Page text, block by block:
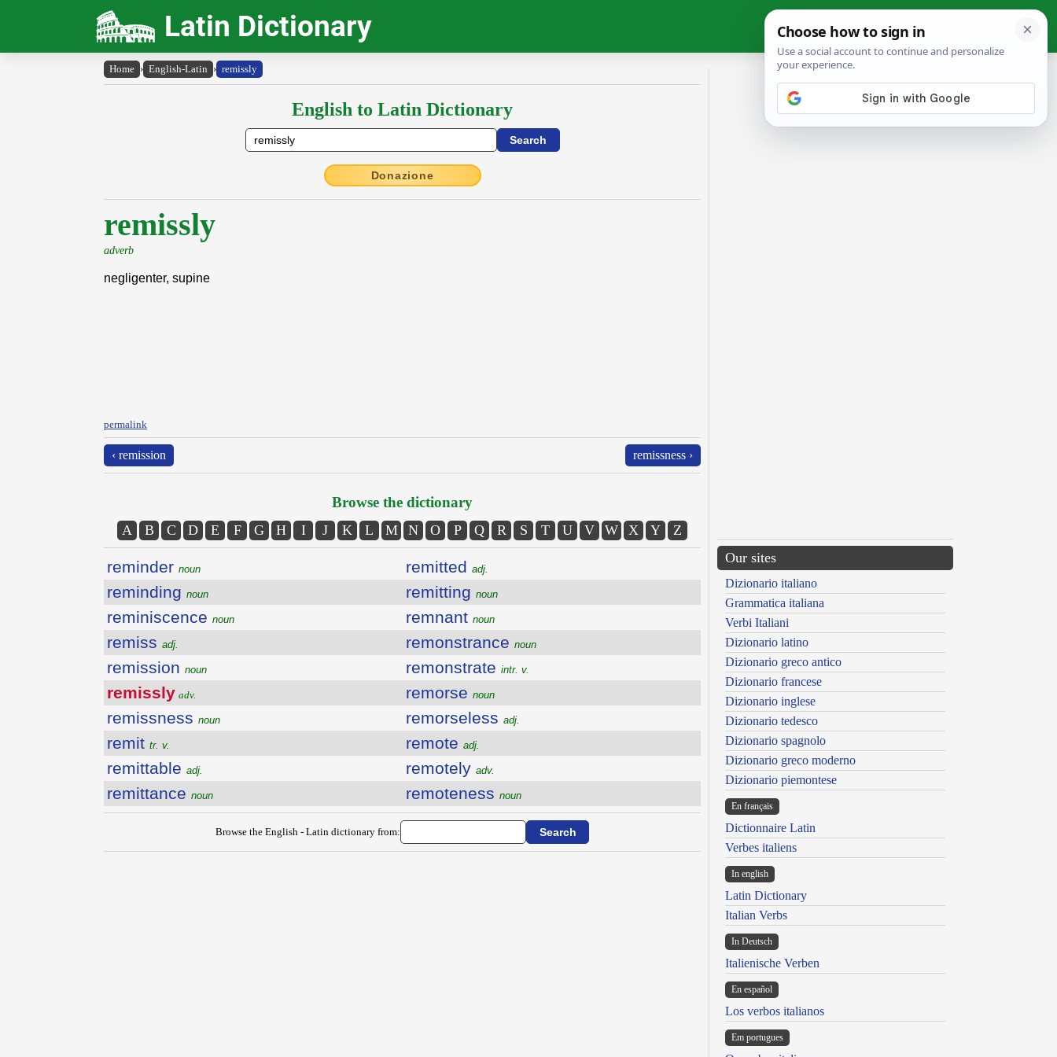
Latin Dictionary
Home › English-Latin › remissly
English to Latin Dictionary
Donazione
remissly
adverb
negligenter, supine
permalink
‹ remission remissness ›
Browse the dictionary
A B C D E F G H I J K L M N O P Q R S T U V W X Y Z
reminder noun
reminding noun
reminiscence noun
remiss adj.
remission noun
remissly adv.
remissness noun
remit tr. v.
remittable adj.
remittance noun
remitted adj.
remitting noun
remnant noun
remonstrance noun
remonstrate intr. v.
remorse noun
remorseless adj.
remote adj.
remotely adv.
remoteness noun
Browse the English - Latin dictionary from:
Our sites
Dizionario italiano
Grammatica italiana
Verbi Italiani
Dizionario latino
Dizionario greco antico
Dizionario francese
Dizionario inglese
Dizionario tedesco
Dizionario spagnolo
Dizionario greco moderno
Dizionario piemontese
En français
Dictionnaire Latin
Verbes italiens
In english
Latin Dictionary
Italian Verbs
In Deutsch
Italienische Verben
En español
Los verbos italianos
Em portugues